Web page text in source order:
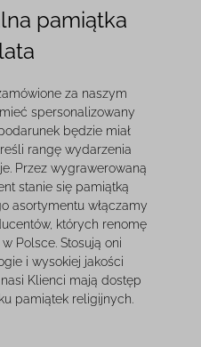
pamiątka
za naszym
spersonalizowany
będzie miał
rangę wydarzenia
Przez wygrawerowaną
stanie się pamiątką
asortymentu włączamy
których renomę
Polsce. Stosują oni
i wysokiej jakości
Klienci mają dostęp
pamiątek religijnych.